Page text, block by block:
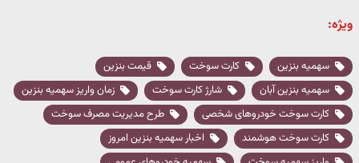
ویژه:
سهمیه بنزین کارت سوخت
قیمت بنزین
سهمیه بنزین آبان
شارژ کارت سوخت
زمان واریز سهمیه بنزین
کارت سوخت خودروهای شخصی
طرح مدیریت مصرف سوخت
کارت سوخت هوشمند
اخبار سهمیه بنزین امروز